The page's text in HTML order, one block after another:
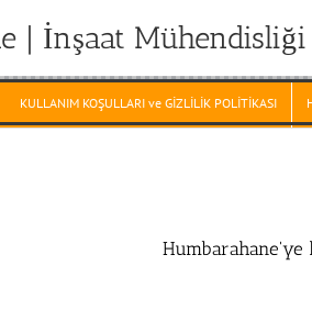
| İnşaat Mühendisliği
KULLANIM KOŞULLARI ve GİZLİLİK POLİTİKASI
Humbarahane'ye